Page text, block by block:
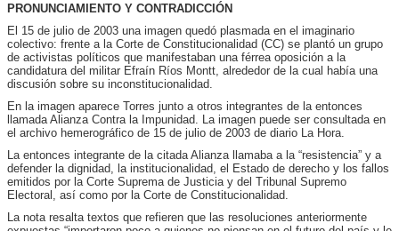
PRONUNCIAMIENTO Y CONTRADICCIÓN
El 15 de julio de 2003 una imagen quedó plasmada en el imaginario
colectivo: frente a la Corte de Constitucionalidad (CC) se plantó un grupo
de activistas políticos que manifestaban una férrea oposición a la
candidatura del militar Efraín Ríos Montt, alrededor de la cual había una
discusión sobre su inconstitucionalidad.
En la imagen aparece Torres junto a otros integrantes de la entonces
llamada Alianza Contra la Impunidad. La imagen puede ser consultada en
el archivo hemerográfico de 15 de julio de 2003 de diario La Hora.
La entonces integrante de la citada Alianza llamaba a la “resistencia” y a
defender la dignidad, la institucionalidad, el Estado de derecho y los fallos
emitidos por la Corte Suprema de Justicia y del Tribunal Supremo
Electoral, así como por la Corte de Constitucionalidad.
La nota resalta textos que refieren que las resoluciones anteriormente